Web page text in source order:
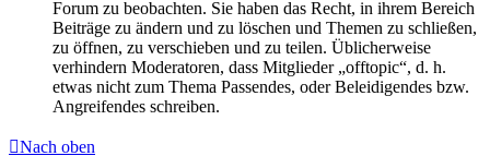
Forum zu beobachten. Sie haben das Recht, in ihrem Bereich
Beiträge zu ändern und zu löschen und Themen zu schließen,
zu öffnen, zu verschieben und zu teilen. Üblicherweise
verhindern Moderatoren, dass Mitglieder „offtopic“, d. h.
etwas nicht zum Thema Passendes, oder Beleidigendes bzw.
Angreifendes schreiben.
Nach oben